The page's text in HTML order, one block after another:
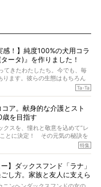
感！】純度100%の犬用コラ
ータ)』を作りました！
てきたわたしたち。今でも、毎
ります。彼らの生態はもちろん
ことも同じです。昔の犬は25年
栄養”が不足しがちになっている
くれるのが、コラーゲン！ そ
の犬用コラーゲンサプリ
した！
を実感した」と評判のTa-Ta(タ
Ta-Ta
コア。献身的な介護とスト
歳を目指す
クスを、憧れと敬意を込めて“レ
とに決定！ その元気の秘訣を
特集『レジェンドダックスの肖
ポリシーのもと、甘やかさずに
定期検査すらしたことがなかっ
してその長生きの秘訣とは。
特集
】ダックスフンド「ラナ」
し方。家族と友人に支えら